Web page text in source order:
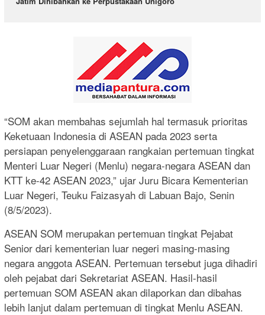
“SOM akan membahas sejumlah hal termasuk prioritas
Keketuaan Indonesia di ASEAN pada 2023 serta
persiapan penyelenggaraan rangkaian pertemuan tingkat
Menteri Luar Negeri (Menlu) negara-negara ASEAN dan
KTT ke-42 ASEAN 2023,” ujar Juru Bicara Kementerian
Luar Negeri, Teuku Faizasyah di Labuan Bajo, Senin
(8/5/2023).
ASEAN SOM merupakan pertemuan tingkat Pejabat
Senior dari kementerian luar negeri masing-masing
negara anggota ASEAN. Pertemuan tersebut juga dihadiri
oleh pejabat dari Sekretariat ASEAN. Hasil-hasil
pertemuan SOM ASEAN akan dilaporkan dan dibahas
lebih lanjut dalam pertemuan di tingkat Menlu ASEAN.